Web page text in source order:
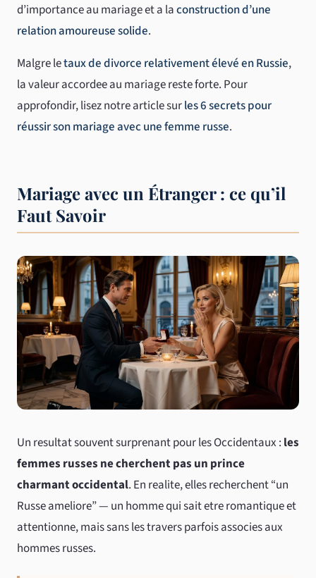
d’importance au mariage et a laconstruction d’une
relation amoureuse solide.
Malgre letaux de divorce relativement élevé en Russie,
la valeur accordee au mariage reste forte. Pour
approfondir, lisez notre article surles 6 secrets pour
réussir son mariage avec une femme russe.
Mariage avec un Étranger : ce qu’il
Faut Savoir
Un resultat souvent surprenant pour les Occidentaux : les
femmes russes ne cherchent pas un prince
charmant occidental. En realite, elles recherchent “un
Russe ameliore” — un homme qui sait etre romantique et
attentionne, mais sans les travers parfois associes aux
hommes russes.